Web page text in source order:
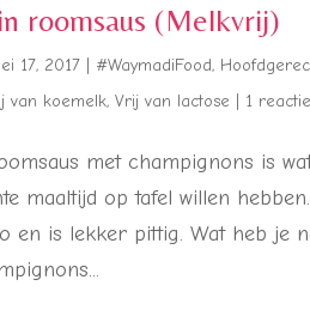
roomsaus (Melkvrij)
17, 2017 #WaymadiFood,
van koemelk,Vrij van lactose 1 reactie
met champignons is
maaltijd op tafel willen
en is lekker pittig. Wat heb je